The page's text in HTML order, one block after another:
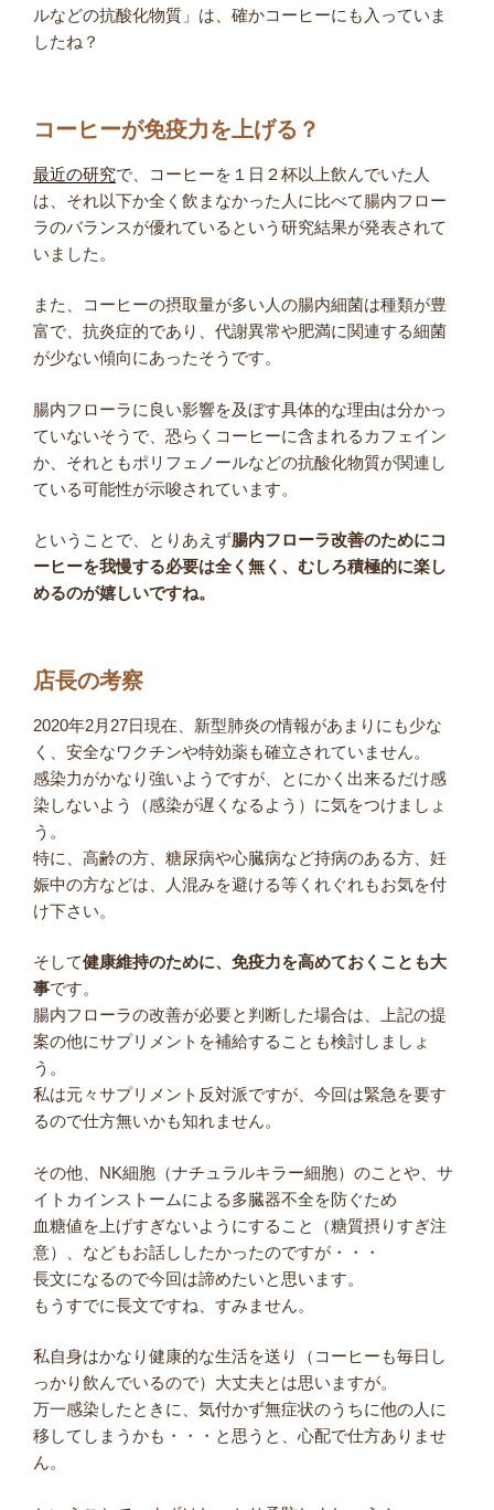
ルなどの抗酸化物質」は、確かコーヒーにも入っていま
したね？
コーヒーが免疫力を上げる？
最近の研究で、コーヒーを１日２杯以上飲んでいた人
は、それ以下か全く飲まなかった人に比べて腸内フロー
ラのバランスが優れているという研究結果が発表されて
いました。
また、コーヒーの摂取量が多い人の腸内細菌は種類が豊
富で、抗炎症的であり、代謝異常や肥満に関連する細菌
が少ない傾向にあったそうです。
腸内フローラに良い影響を及ぼす具体的な理由は分かっ
ていないそうで、恐らくコーヒーに含まれるカフェイン
か、それともポリフェノールなどの抗酸化物質が関連し
ている可能性が示唆されています。
ということで、とりあえず腸内フローラ改善のためにコ
ーヒーを我慢する必要は全く無く、むしろ積極的に楽し
めるのが嬉しいですね。
店長の考察
2020年2月27日現在、新型肺炎の情報があまりにも少な
く、安全なワクチンや特効薬も確立されていません。
感染力がかなり強いようですが、とにかく出来るだけ感
染しないよう（感染が遅くなるよう）に気をつけましょ
う。
特に、高齢の方、糖尿病や心臓病など持病のある方、妊
娠中の方などは、人混みを避ける等くれぐれもお気を付
け下さい。
そして健康維持のために、免疫力を高めておくことも大
事です。
腸内フローラの改善が必要と判断した場合は、上記の提
案の他にサプリメントを補給することも検討しましょ
う。
私は元々サプリメント反対派ですが、今回は緊急を要す
るので仕方無いかも知れません。
その他、NK細胞（ナチュラルキラー細胞）のことや、サ
イトカインストームによる多臓器不全を防ぐため
血糖値を上げすぎないようにすること（糖質摂りすぎ注
意）、などもお話ししたかったのですが・・・
長文になるので今回は諦めたいと思います。
もうすでに長文ですね、すみません。
私自身はかなり健康的な生活を送り（コーヒーも毎日し
っかり飲んでいるので）大丈夫とは思いますが。
万一感染したときに、気付かず無症状のうちに他の人に
移してしまうかも・・・と思うと、心配で仕方ありませ
ん。